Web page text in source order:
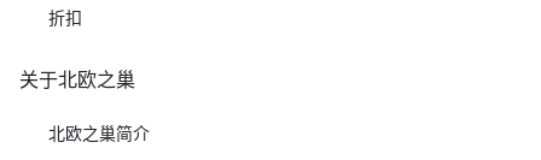
折扣
关于北欧之巢
北欧之巢简介